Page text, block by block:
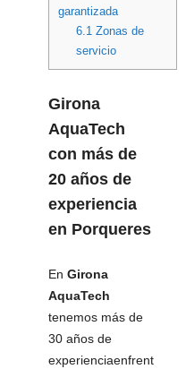
garantizada
6.1 Zonas de
servicio
Girona
AquaTech
con más de
20 años de
experiencia
en Porqueres
En Girona
AquaTech
tenemos más de
30 años de
experienciaenfrent